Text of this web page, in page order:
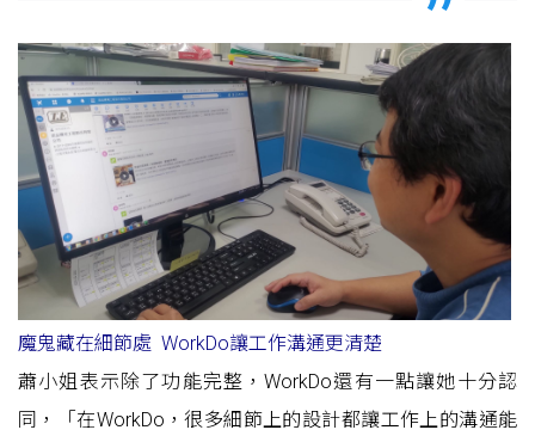
魔鬼藏在細節處 WorkDo讓工作溝通更清楚
蕭小姐表示除了功能完整，WorkDo還有一點讓她十分認
同，「在WorkDo，很多細節上的設計都讓工作上的溝通能